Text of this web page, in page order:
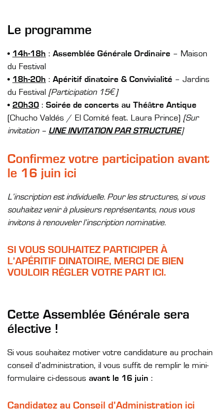
Le programme
• 14h-18h : Assemblée Générale Ordinaire – Maison
du Festival
• 18h-20h : Apéritif dinatoire & Convivialité – Jardins
du Festival [Participation 15€]
• 20h30 : Soirée de concerts au Théâtre Antique
(Chucho Valdés / El Comité feat. Laura Prince) [Sur
invitation – UNE INVITATION PAR STRUCTURE]
Confirmez votre participation avant
le 16 juin ici
L’inscription est individuelle. Pour les structures, si vous
souhaitez venir à plusieurs représentants, nous vous
invitons à renouveler l’inscription nominative.
SI VOUS SOUHAITEZ PARTICIPER À
L’APÉRITIF DINATOIRE, MERCI DE BIEN
VOULOIR RÉGLER VOTRE PART ICI.
Cette Assemblée Générale sera
élective !
Si vous souhaitez motiver votre candidature au prochain
conseil d’administration, il vous suffit de remplir le mini-
formulaire ci-dessous avant le 16 juin :
Candidatez au Conseil d’Administration ici